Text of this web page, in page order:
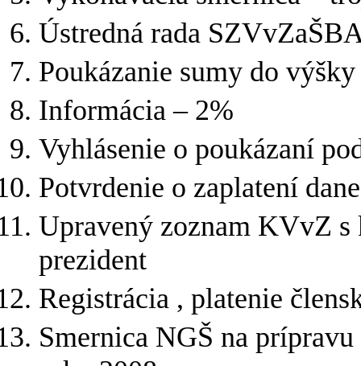
Ústredná rada
Poukázanie sumy do
Informácia – 2%
Vyhlásenie o poukázaní
Potvrdenie o zaplatení dane
Upravený zoznam KVvZ s
prezident
Registrácia , platenie
Smernica NGŠ na